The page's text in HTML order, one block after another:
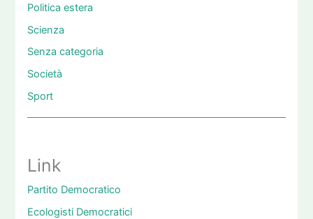
Politica estera
Scienza
Senza categoria
Società
Sport
Link
Partito Democratico
Ecologisti Democratici